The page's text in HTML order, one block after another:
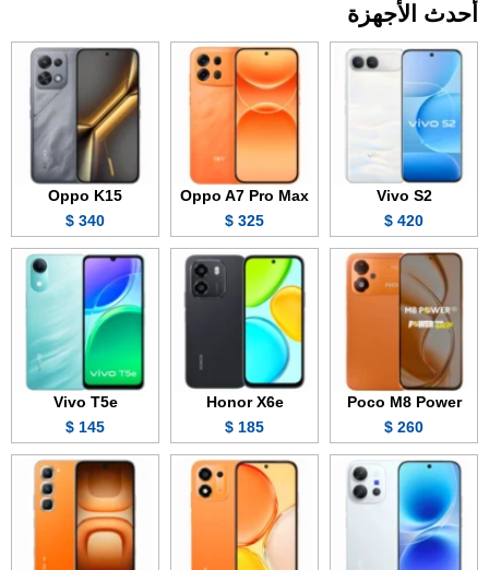
أحدث الأجهزة
Vivo S2
420 $
Oppo A7 Pro Max
325 $
Oppo K15
340 $
Poco M8 Power
260 $
Honor X6e
185 $
Vivo T5e
145 $